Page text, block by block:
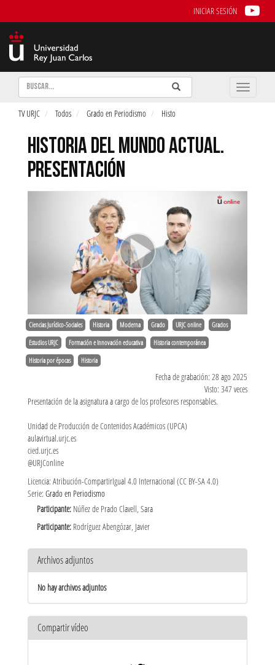
INICIAR SESIÓN
Buscar Enviar
Buscar
Toggle
TV URJC Todos Grado en Periodismo Histo
HISTORIA DEL MUNDO ACTUAL.
PRESENTACIÓN
Ciencias Jurídico-Sociales Historia Moderna Grado URJC online Grados
Estudios URJC Formación e Innovación educativa Historia contemporánea
Historia por épocas Historia
Fecha de grabación: 28 ago 2025
Visto: 347 veces
Presentación de la asignatura a cargo de los profesores responsables.
Unidad de Producción de Contenidos Académicos (UPCA)
aulavirtual.urjc.es
cied.urjc.es
@URJConline
Licencia: Atribución-CompartirIgual 4.0 Internacional (CC BY-SA 4.0)
Serie: Grado en Periodismo
Participante: Núñez de Prado Clavell, Sara
Participante: Rodríguez Abengózar, Javier
Archivos adjuntos
No hay archivos adjuntos
Compartir vídeo